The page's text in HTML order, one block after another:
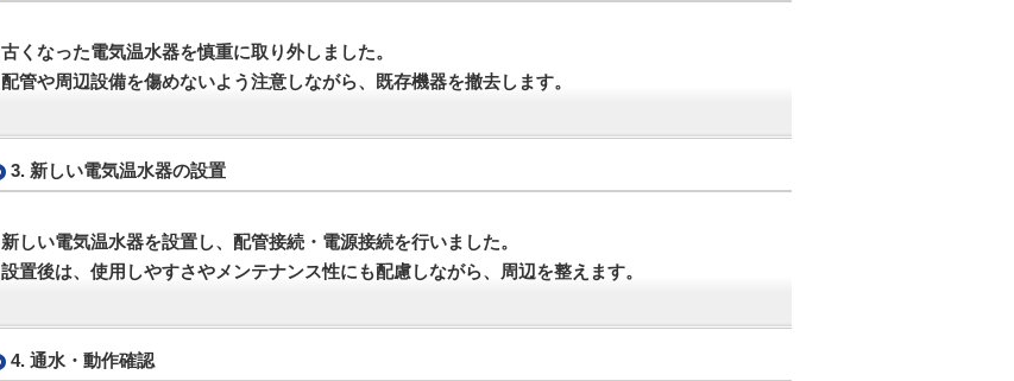
古くなった電気温水器を慎重に取り外しました。
配管や周辺設備を傷めないよう注意しながら、既存機器を撤去します。
3. 新しい電気温水器の設置
新しい電気温水器を設置し、配管接続・電源接続を行いました。
設置後は、使用しやすさやメンテナンス性にも配慮しながら、周辺を整えます。
4. 通水・動作確認